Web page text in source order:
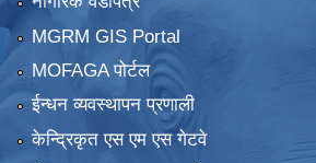
MGRM GIS Portal
MOFAGA पोर्टल
ईन्धन व्यवस्थापन प्रणाली
केन्द्रिकृत एस एम एस गेटवे